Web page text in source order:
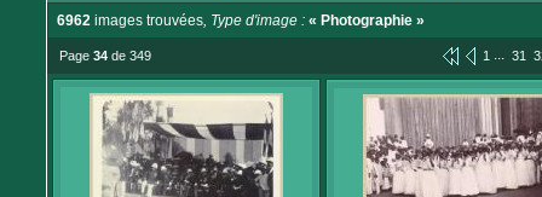
6962 images trouvées, Type d'image : « Photographie »
Page 34 de 349 1 ... 31